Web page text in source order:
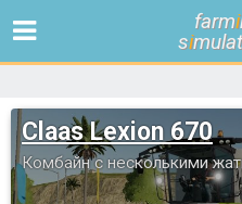
farmi
si
Claas Lexion 670
Комбайн с несколькими